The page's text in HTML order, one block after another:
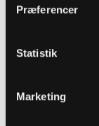
Præferencer
Statistik
Marketing
Røde